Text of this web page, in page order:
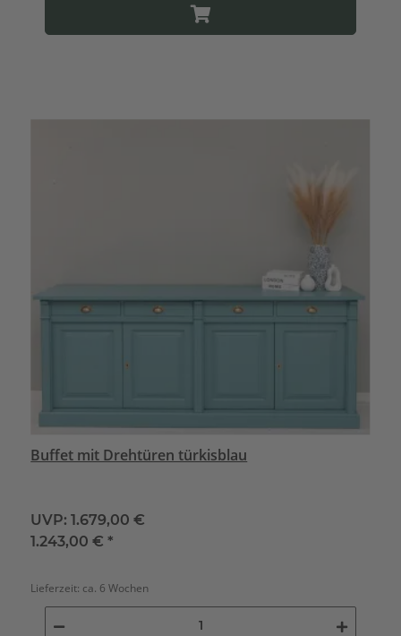
Buffet mit Drehtüren türkisblau
UVP: 1.679,00 €
1.243,00 €*
Lieferzeit: ca. 6 Wochen